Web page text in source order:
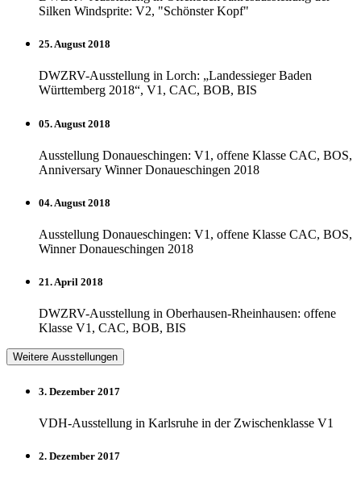
Silken Windsprite: V2, "Schönster Kopf"
25. August 2018
DWZRV-Ausstellung in Lorch: „Landessieger Baden
Württemberg 2018“, V1, CAC, BOB, BIS
05. August 2018
Ausstellung Donaueschingen: V1, offene Klasse CAC, BOS,
Anniversary Winner Donaueschingen 2018
04. August 2018
Ausstellung Donaueschingen: V1, offene Klasse CAC, BOS,
Winner Donaueschingen 2018
21. April 2018
DWZRV-Ausstellung in Oberhausen-Rheinhausen: offene
Klasse V1, CAC, BOB, BIS
Weitere Ausstellungen
3. Dezember 2017
VDH-Ausstellung in Karlsruhe in der Zwischenklasse V1
2. Dezember 2017